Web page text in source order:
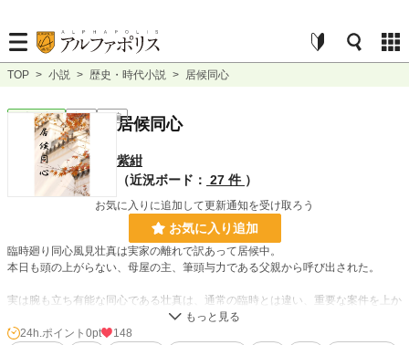
TOP > 小説 > 歴史・時代小説 > 居候同心
歴史・時代 完結 短編居候同心
紫紺
（近況ボード： 27 件 ）
お気に入りに追加して更新通知を受け取ろう
お気に入り追加
臨時廻り同心風見壮真は実家の離れで訳あって居候中。
本日も頭の上がらない、母屋の主、筆頭与力である父親から呼び出された。
実は腕も立ち有能な同心である壮真は、通常の臨時とは違い、重要な案件を上か
らの密命で動く任務に就いている。
この日もまた、父親からもたらされた案件に、情報屋兼相棒の翔一郎と解決に乗
24h.ポイント 0pt
148